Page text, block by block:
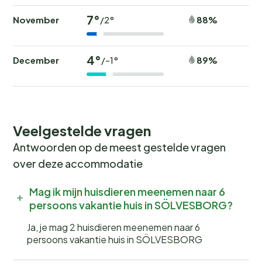
November 7°/2° 88%
December 4°/-1° 89%
Veelgestelde vragen
Antwoorden op de meest gestelde vragen
over deze accommodatie
Mag ik mijn huisdieren meenemen naar 6
persoons vakantie huis in SÖLVESBORG?
Ja, je mag 2 huisdieren meenemen naar 6
persoons vakantie huis in SÖLVESBORG